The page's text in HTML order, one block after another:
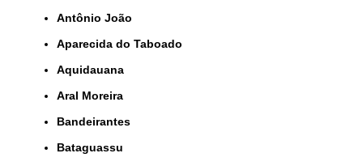
Antônio João
Aparecida do Taboado
Aquidauana
Aral Moreira
Bandeirantes
Bataguassu